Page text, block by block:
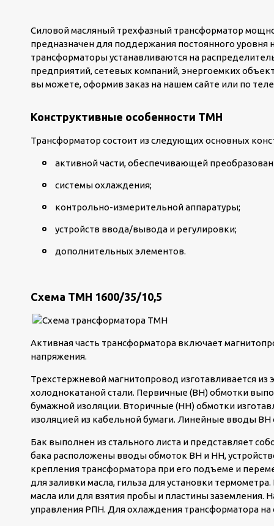
Силовой масляный трехфазный трансформатор
предназначен для поддержания постоянного уровня
трансформаторы устанавливаются на
предприятий, сетевых компаний, энергоемких
вы можете, оформив заказ на нашем сайте или по
Конструктивные особенности ТМН
Трансформатор состоит из следующих основных
активной части, обеспечивающей
системы охлаждения;
контрольно-измерительной аппаратуры;
устройств ввода/вывода и регулировки;
дополнительных элементов.
Схема ТМН 1600/35/10,5
Активная часть трансформатора включает
напряжения.
Трехстержневой магнитопровод изготавливается
холоднокатаной стали. Первичные (ВН) обмотки
бумажной изоляции. Вторичные (НН) обмотки
изоляцией из кабельной бумаги. Линейные вводы
Бак выполнен из стального листа и представляет
бака расположены вводы обмоток ВН и НН,
крепления трансформатора при его подъеме и
для заливки масла, гильза для установки
масла или для взятия пробы и пластины
управления РПН. Для охлаждения трансформатора